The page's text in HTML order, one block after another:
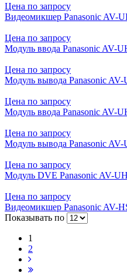
Цена по запросу
Видеомикшер Panasonic AV-
Цена по запросу
Модуль ввода Panasonic AV-
Цена по запросу
Модуль вывода Panasonic
Цена по запросу
Модуль ввода Panasonic AV-
Цена по запросу
Модуль вывода Panasonic
Цена по запросу
Модуль DVE Panasonic AV-
Цена по запросу
Видеомикшер Panasonic AV-
Показывать по
1
2